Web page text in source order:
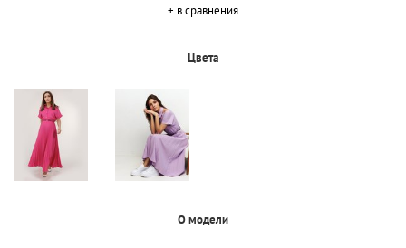
+ в сравнения
Цвета
О модели